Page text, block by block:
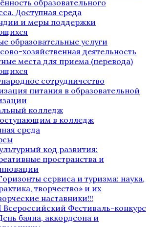
образовательного
Доступная среда
и меры поддержки
образовательные услуги
хозяйственная деятельность
места для приема (перевода)
сотрудничество
питания в образовательной
колледж
в колледж
среда
код развития:
пространства и
сервиса и туризма: наука,
творчество» и их
наставники!!!
Всероссийский Фестиваль-конкурс
баяна, аккордеона и